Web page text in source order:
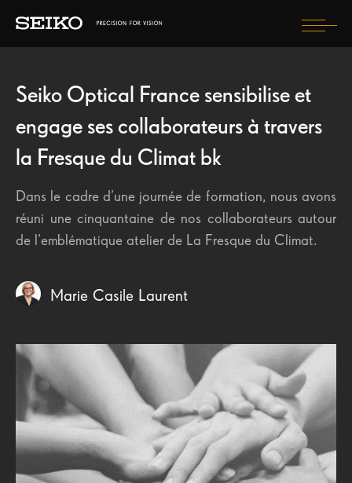
BIEN CHOISIR MON ÉQUIPEMENT
MES GARANTIES SEIKO
MONTURES
TROUVER UN OPTICIEN
SÉLECTIONNEZ VOTRE PAYS
SITE SEIKO VISION
MONDE
Les produits disponibles dans votre pays figurent
CONSULTEZ LE SITE INTERNATIONAL
...OR VISIT YOUR LOCAL SITE
Belgium China
Seiko Optical France sensibilise et
engage ses collaborateurs à travers
la Fresque du Climat bk
Dans le cadre d’une journée de formation, nous avons
réuni une cinquantaine de nos collaborateurs autour
de l’emblématique atelier de La Fresque du Climat.
Marie Casile Laurent
Publications récentes
Seiko Optical France obtient la certification ISO 46 001 :
L'Association Myopia
Le groupe HOYA SEIKO France s’engage pour le climat et
Sujets